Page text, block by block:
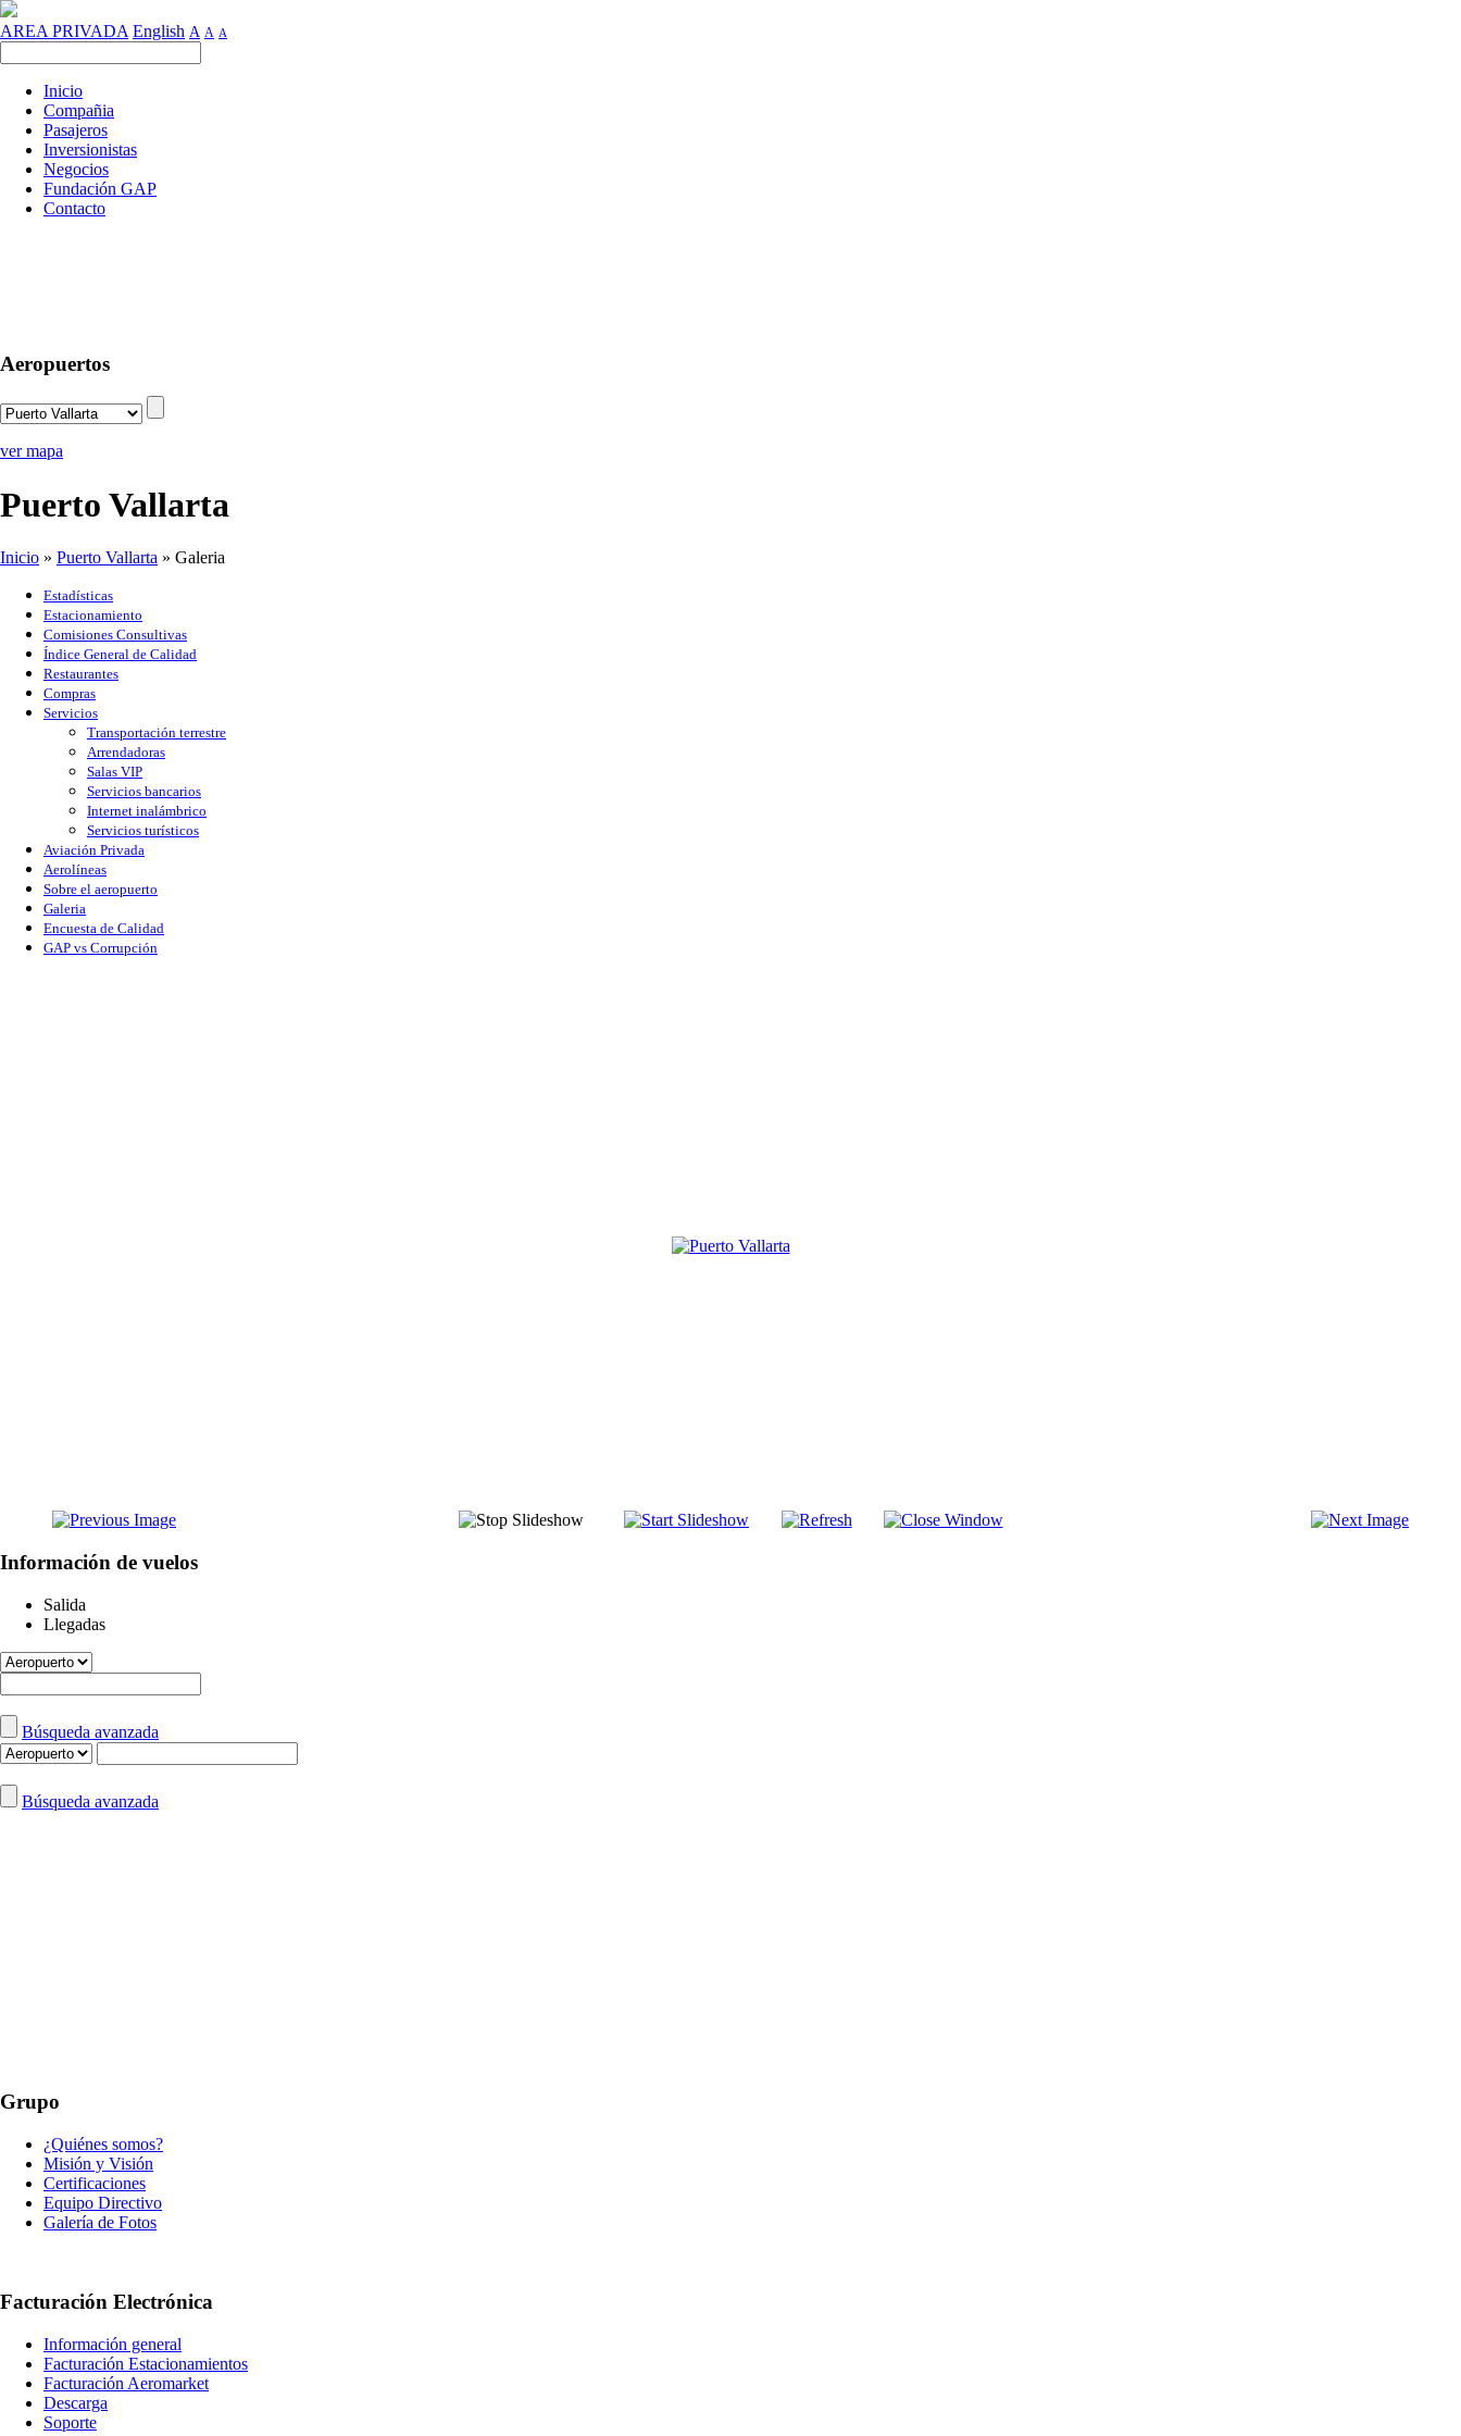
AREA PRIVADA English A A A
Inicio
Compañia
Pasajeros
Inversionistas
Negocios
Fundación GAP
Contacto
Aeropuertos
ver mapa
Puerto Vallarta
Inicio » Puerto Vallarta » Galeria
Estadísticas
Estacionamiento
Comisiones Consultivas
Índice General de Calidad
Restaurantes
Compras
Servicios
Transportación terrestre
Arrendadoras
Salas VIP
Servicios bancarios
Internet inalámbrico
Servicios turísticos
Aviación Privada
Aerolíneas
Sobre el aeropuerto
Galeria
Encuesta de Calidad
GAP vs Corrupción
Información de vuelos
Salida
Llegadas
Búsqueda avanzada
Búsqueda avanzada
Grupo
¿Quiénes somos?
Misión y Visión
Certificaciones
Equipo Directivo
Galería de Fotos
Facturación Electrónica
Información general
Facturación Estacionamientos
Facturación Aeromarket
Descarga
Soporte